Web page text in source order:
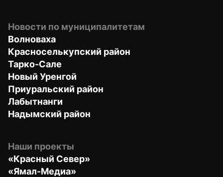
Новости по муниципалитетам
Волноваха
Красноселькупский район
Тарко-Сале
Новый Уренгой
Приуральский район
Лабытнанги
Надымский район
Наши проекты
«Красный Север»
«Ямал-Медиа»